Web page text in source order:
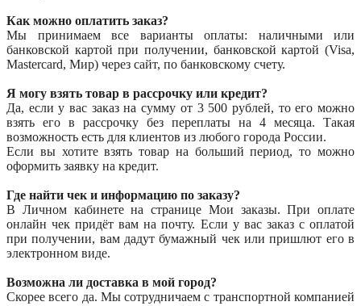
Как можно оплатить заказ?
Мы принимаем все варианты оплаты: наличными или
банковской картой при получении, банковской картой (Visa,
Mastercard, Мир) через сайт, по банковскому счету.
Я могу взять товар в рассрочку или кредит?
Да, если у вас заказ на сумму от 3 500 рублей, то его можно
взять его в рассрочку без переплаты на 4 месяца. Такая
возможность есть для клиентов из любого города России.
Если вы хотите взять товар на больший период, то можно
оформить заявку на кредит.
Где найти чек и информацию по заказу?
В Личном кабинете на странице Мои заказы. При оплате
онлайн чек придёт вам на почту. Если у вас заказ с оплатой
при получении, вам дадут бумажный чек или пришлют его в
электронном виде.
Возможна ли доставка в мой город?
Скорее всего да. Мы сотрудничаем с транспортной компанией